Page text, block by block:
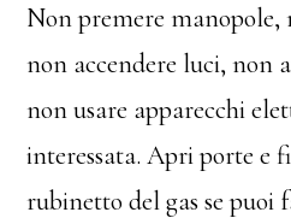
Non premere manopole,
non accendere luci, non
non usare apparecchi
interessata. Apri porte e
rubinetto del gas se puoi